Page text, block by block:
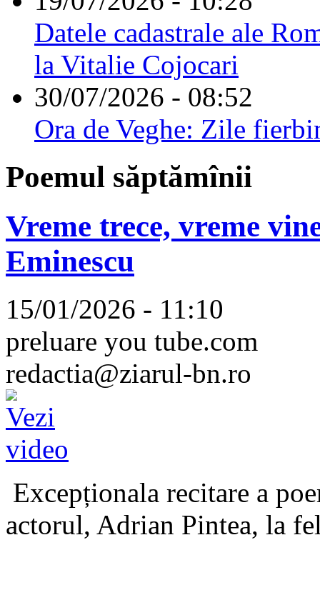
Datele cadastrale ale
la Vitalie Cojocari
30/07/2026 - 08:52
Ora de Veghe: Zile
Poemul săptămînii
Vreme trece, vreme
Eminescu
15/01/2026 - 11:10
preluare you tube.com
redactia@ziarul-bn.ro
Excepționala recitare a
actorul, Adrian Pintea, la